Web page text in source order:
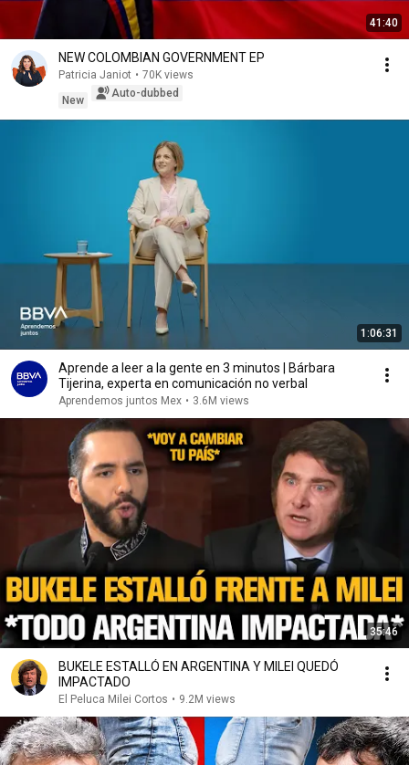
41:40
NEW COLOMBIAN GOVERNMENT EP
Patricia Janiot • 70K views
New
Auto-dubbed
1:06:31
Aprende a leer a la gente en 3 minutos | Bárbara
Tijerina, experta en comunicación no verbal
Aprendemos juntos Mex • 3.6M views
35:46
BUKELE ESTALLÓ EN ARGENTINA Y MILEI QUEDÓ
IMPACTADO
El Peluca Milei Cortos • 9.2M views